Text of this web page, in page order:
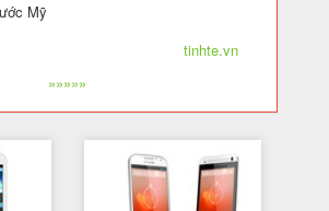
Mỹ
tinhte.vn
»»»»»